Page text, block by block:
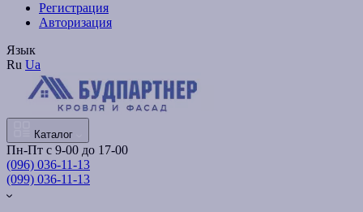
Регистрация
Авторизация
Язык
Ru Ua
Каталог
Пн-Пт с 9-00 до 17-00
(096) 036-11-13
(099) 036-11-13